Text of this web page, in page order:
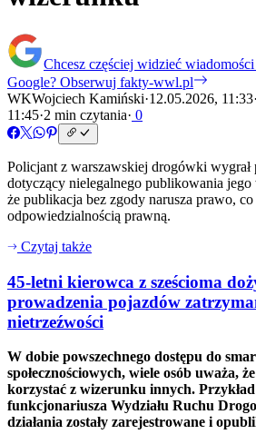
Chcesz częściej widzieć
Google? Obserwuj fakty-wwl.pl
WKWojciech Kamiński·12.05.2026, 11:33·
11:45·2 min czytania· 0
Policjant z warszawskiej drogówki
dotyczący nielegalnego publikowania jego
że publikacja bez zgody narusza prawo,
odpowiedzialnością prawną.
Czytaj także
45-letni kierowca z sześcioma
prowadzenia pojazdów
nietrzeźwości
W dobie powszechnego dostępu do
społecznościowych, wiele osób uważa,
korzystać z wizerunku innych.
funkcjonariusza Wydziału Ruchu
działania zostały zarejestrowane i